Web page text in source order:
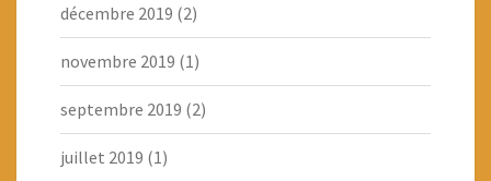
décembre 2019 (2)
novembre 2019 (1)
septembre 2019 (2)
juillet 2019 (1)